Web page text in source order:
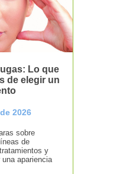
Lo que
de elegir un
2026
sobre
de
y
apariencia